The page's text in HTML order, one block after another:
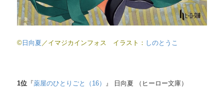
© 日向夏 ／イマジカインフォス イラスト： しのとうこ
1位 『薬屋のひとりごと（16） 』 日向夏 （ヒーロー文庫）